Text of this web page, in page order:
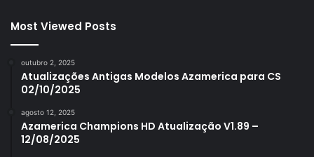
Most Viewed Posts
outubro 2, 2025
Atualizações Antigas Modelos Azamerica para CS
02/10/2025
agosto 12, 2025
Azamerica Champions HD Atualização V1.89 –
12/08/2025